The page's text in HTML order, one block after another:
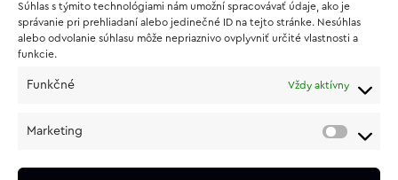
Súhlas s týmito technológiami nám umožní spracovávať údaje, ako je
správanie pri prehliadaní alebo jedinečné ID na tejto stránke. Nesúhlas
alebo odvolanie súhlasu môže nepriaznivo ovplyvniť určité vlastnosti a
funkcie.
Funkčné Vždy aktívny
Marketing
O NÁKUPE
Vrátenie a reklamácia tovaru